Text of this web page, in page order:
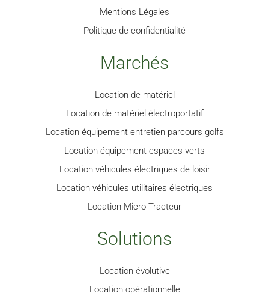
Mentions Légales
Politique de confidentialité
Marchés
Location de matériel
Location de matériel électroportatif
Location équipement entretien parcours golfs
Location équipement espaces verts
Location véhicules électriques de loisir
Location véhicules utilitaires électriques
Location Micro-Tracteur
Solutions
Location évolutive
Location opérationnelle